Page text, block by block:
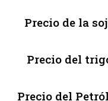
Precio de la
Precio del
Precio del